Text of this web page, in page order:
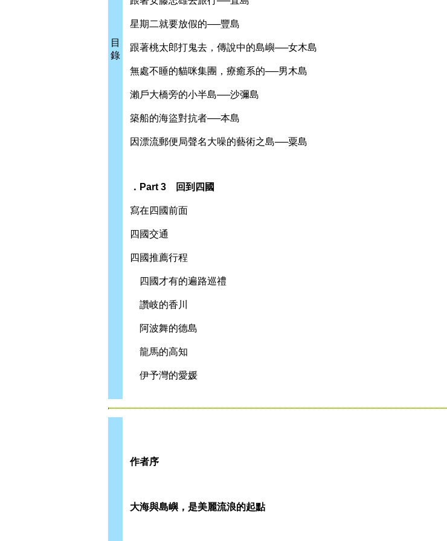
目
錄
星期二就要放假的──豐島
跟著桃太郎打鬼去，傳說中的島嶼──女木島
無處不睡的貓咪集團，療癒系的──男木島
瀨戶大橋旁的小半島──沙彌島
築船的海盜對抗者──本島
因漂流郵便局聲名大噪的藝術之島──粟島
．Part 3 回到四國
寫在四國前面
四國交通
四國推薦行程
四國才有的遍路巡禮
讚岐的香川
阿波舞的德島
龍馬的高知
伊予灣的愛媛
作者序
大海與島嶼，是美麗流浪的起點